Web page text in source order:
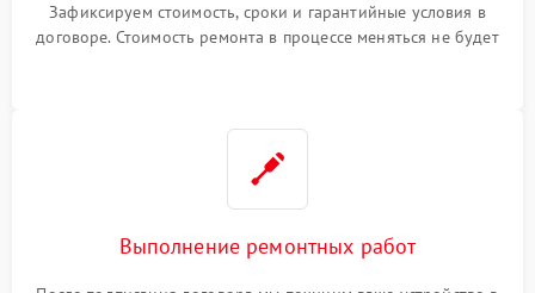
Зафиксируем стоимость, сроки и гарантийные условия в
договоре. Стоимость ремонта в процессе меняться не будет
Выполнение ремонтных работ